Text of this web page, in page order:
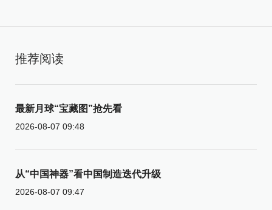
推荐阅读
最新月球“宝藏图”抢先看
2026-08-07 09:48
从“中国神器”看中国制造迭代升级
2026-08-07 09:47